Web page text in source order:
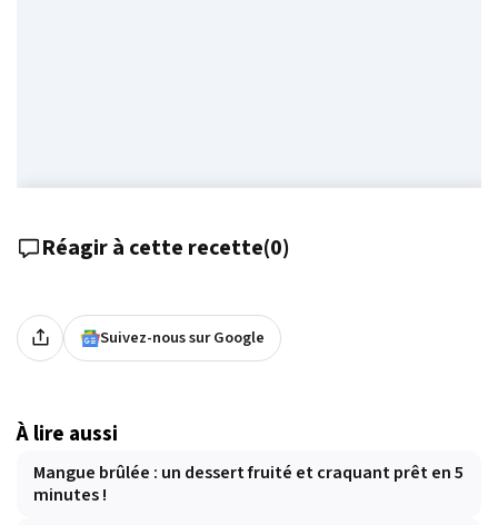
Réagir à cette recette(0)
Suivez-nous sur Google
À lire aussi
Mangue brûlée : un dessert fruité et craquant prêt en 5
minutes !